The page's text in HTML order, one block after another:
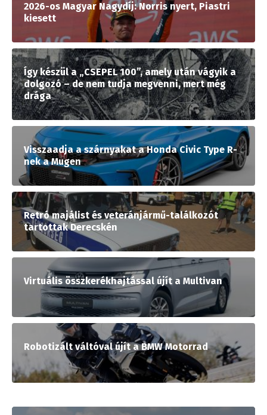
2026-os Magyar Nagydíj: Norris nyert, Piastri
kiesett
Így készül a „CSEPEL 100”, amely után vágyik a
dolgozó – de nem tudja megvenni, mert még
drága
Visszaadja a szárnyakat a Honda Civic Type R-
nek a Mugen
Retró majálist és veteránjármű-találkozót
tartottak Derecskén
Virtuális összkerékhajtással újít a Multivan
Robotizált váltóval újít a BMW Motorrad